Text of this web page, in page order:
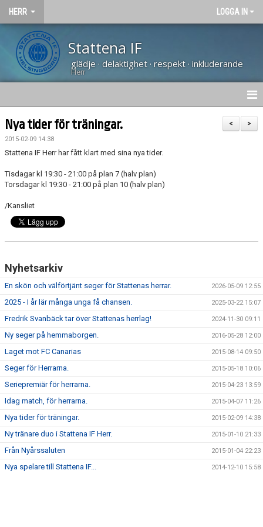
HERR LOGGA IN
Stattena IF
glädje · delaktighet · respekt · inkluderande
Herr
NYHETER
HEM
KALENDER
BILDGALLERI
DOKUMENT
KONTAKT
>
<
Nya tider för träningar.
2015-02-09 14:38
Stattena IF Herr har fått klart med sina nya tider.
Tisdagar kl 19:30 - 21:00 på plan 7 (halv plan)
Torsdagar kl 19:30 - 21:00 på plan 10 (halv plan)
/Kansliet
Nyhetsarkiv
En skön och välförtjänt seger för Stattenas herrar. 2026-05-09 12:55
2025 - I år lär många unga få chansen. 2025-03-22 15:07
Fredrik Svanbäck tar över Stattenas herrlag! 2024-11-30 09:11
Ny seger på hemmaborgen. 2016-05-28 12:00
Laget mot FC Canarias 2015-08-14 09:50
Seger för Herrarna. 2015-05-18 10:06
Seriepremiär för herrarna. 2015-04-23 13:59
Idag match, för herrarna. 2015-04-07 11:26
Nya tider för träningar. 2015-02-09 14:38
Ny tränare duo i Stattena IF Herr. 2015-01-10 21:33
Från Nyårssaluten 2015-01-04 22:23
Nya spelare till Stattena IF... 2014-12-10 15:58